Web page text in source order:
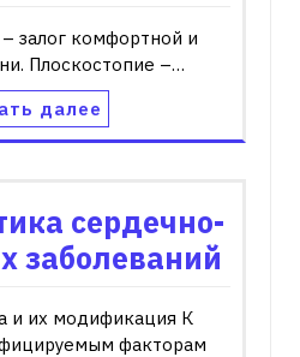
залог комфортной и
Плоскостопие –…
далее
сердечно-
заболеваний
и их модификация К
факторам